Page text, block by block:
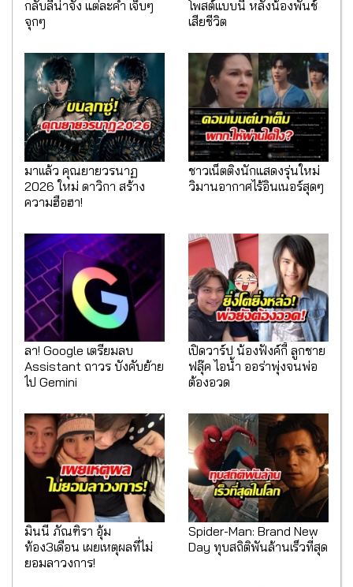
กลับลีน่าจัง แต่ละคำ เจ็บๆ
จุกๆ
โพสต์แบบนี้ หลังน้องพั้นช์
เสียชีวิต
มาเเล้ว คุณยายวรนาฏ
2026 ใหม่ ดาวิกา สร้าง
ความฮือฮา!
ชาวเน็ตติงนักแสดงรุ่นใหม่
วิมานอากาศไร้อินเนอร์สุดๆ
ลา! Google เตรียมลบ
Assistant ถาวร บังคับย้าย
ไป Gemini
เปิดวาร์ป น้องฟังค์กี้ ลูกชาย
ฟลุ๊ค ไอน้ำ ออร่าพุ่งจนพ่อ
ต้องอวด
มินนี่ ภัณฑิรา อุ้ม
ท้อง3เดือน เผยเหตุผลที่ไม่
ยอมลาวงการ!
Spider-Man: Brand New
Day ทุบสถิติพันล้านเร็วที่สุด